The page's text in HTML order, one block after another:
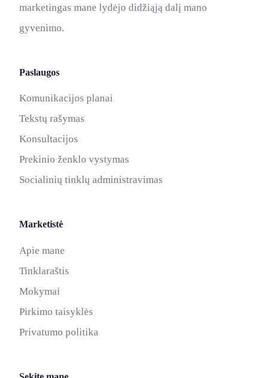
marketingas mane lydėjo didžiąją dalį mano
gyvenimo.
Paslaugos
Komunikacijos planai
Tekstų rašymas
Konsultacijos
Prekinio ženklo vystymas
Socialinių tinklų administravimas
Marketistė
Apie mane
Tinklaraštis
Mokymai
Pirkimo taisyklės
Privatumo politika